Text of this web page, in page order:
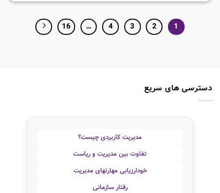
1
2
3
4
…
16
دسترسی های سریع
مدیریت کاربردی چیست؟
تفاوت بین مدیریت و ریاست
خودارزیابی مهارتهای مدیریت
رفتار سازمانی